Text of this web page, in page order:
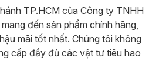
TP.HCM của Công ty TNHH
đến sản phẩm chính hãng,
mãi tốt nhất. Chúng tôi không
cấp đầy đủ các vật tư tiêu hao